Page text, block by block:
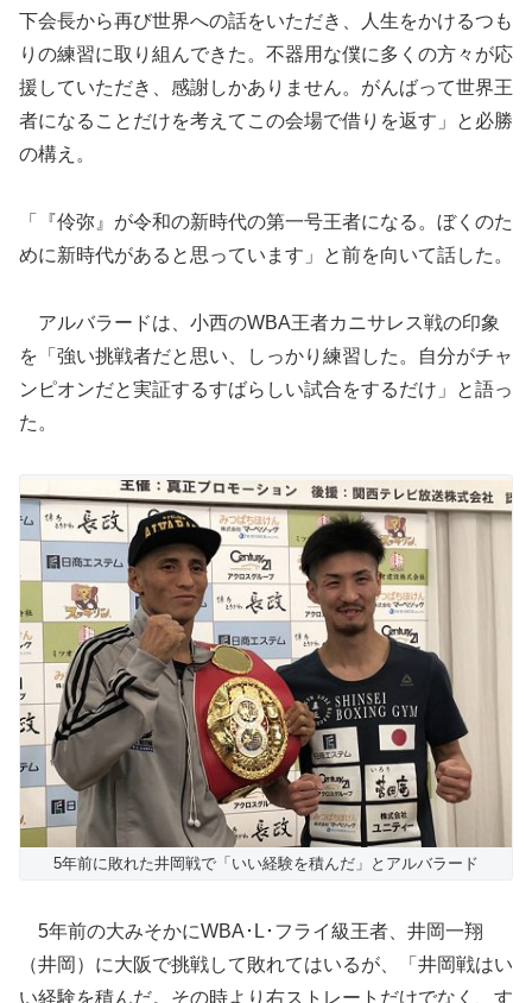
下会長から再び世界への話をいただき、人生をかけるつも
りの練習に取り組んできた。不器用な僕に多くの方々が応
援していただき、感謝しかありません。がんばって世界王
者になることだけを考えてこの会場で借りを返す」と必勝
の構え。
「『伶弥』が令和の新時代の第一号王者になる。ぼくのた
めに新時代があると思っています」と前を向いて話した。
アルバラードは、小西のWBA王者カニサレス戦の印象
を「強い挑戦者だと思い、しっかり練習した。自分がチャ
ンピオンだと実証するすばらしい試合をするだけ」と語っ
た。
5年前に敗れた井岡戦で「いい経験を積んだ」とアルバラード
5年前の大みそかにWBA･L･フライ級王者、井岡一翔
（井岡）に大阪で挑戦して敗れてはいるが、「井岡戦はい
い経験を積んだ。その時より右ストレートだけでなく、す